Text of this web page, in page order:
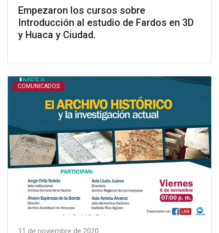
Empezaron los cursos sobre
Introducción al estudio de Fardos en 3D
y Huaca y Ciudad.
COMUNICADOS
11 de noviembre de 2020